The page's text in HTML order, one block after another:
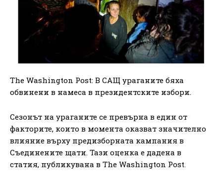
The Washington Post: В САЩ ураганите бяха
обвинени в намеса в президентските избори.
Сезонът на ураганите се превърна в един от
факторите, които в момента оказват значително
влияние върху предизборната кампания в
Съединените щати. Тази оценка е дадена в
статия, публикувана в The Washington Post.